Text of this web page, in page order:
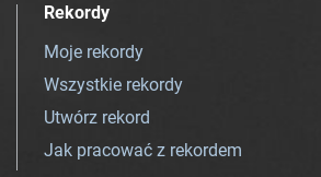
Rekordy
Moje rekordy
Wszystkie rekordy
Utwórz rekord
Jak pracować z rekordem